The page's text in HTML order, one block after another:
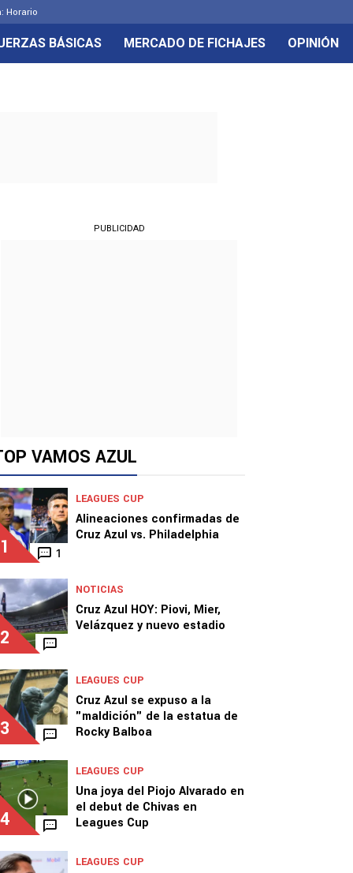
Horario
BÁSICAS MERCADO DE FICHAJES OPINIÓN
PUBLICIDAD
VAMOS AZUL
1 1
LEAGUES CUP
Alineaciones confirmadas de
Cruz Azul vs. Philadelphia
2
NOTICIAS
Cruz Azul HOY: Piovi, Mier,
Velázquez y nuevo estadio
3
LEAGUES CUP
Cruz Azul se expuso a la
"maldición" de la estatua de
Rocky Balboa
4
LEAGUES CUP
Una joya del Piojo Alvarado en
el debut de Chivas en
Leagues Cup
LEAGUES CUP